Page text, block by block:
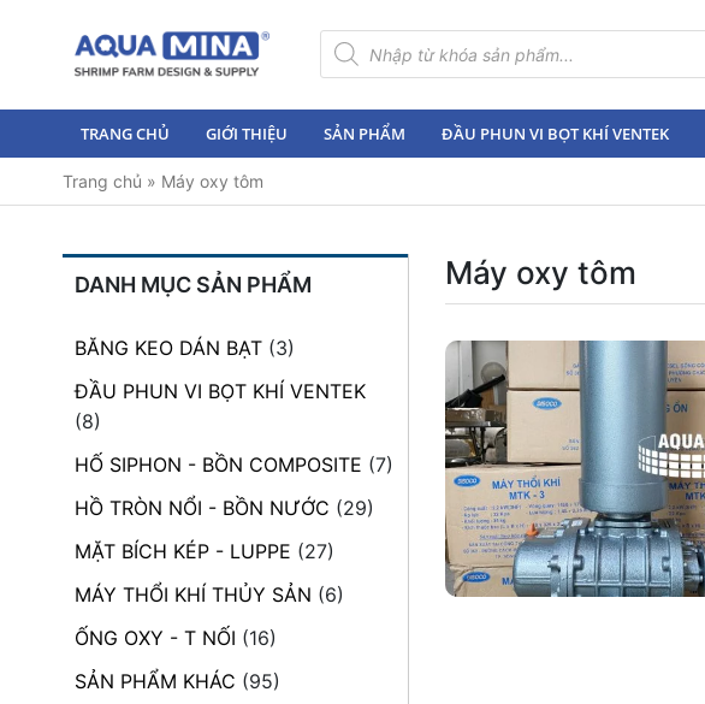
Tìm
kiếm
sản
TRANG CHỦ GIỚI THIỆU SẢN PHẨM ĐẦU PHUN VI BỌT KHÍ VENTEK
Trang chủ » Máy oxy tôm
DANH MỤC SẢN PHẨM
BĂNG KEO DÁN BẠT (3)
ĐẦU PHUN VI BỌT KHÍ VENTEK
(8)
HỐ SIPHON - BỒN COMPOSITE (7)
HỒ TRÒN NỔI - BỒN NƯỚC (29)
MẶT BÍCH KÉP - LUPPE (27)
MÁY THỔI KHÍ THỦY SẢN (6)
ỐNG OXY - T NỐI (16)
SẢN PHẨM KHÁC (95)
Máy oxy tôm